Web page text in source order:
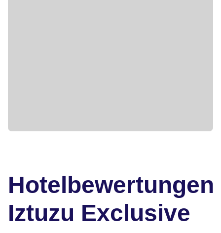
Hotelbewertungen
Iztuzu Exclusive